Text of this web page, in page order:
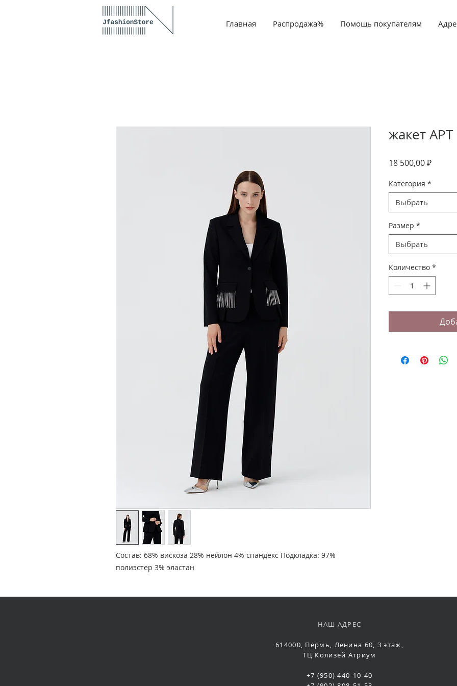
Главная Распродажа% Помощь покупателям
Состав: 68% вискоза 28% нейлон 4% спандекс Подкладка: 97%
полиэстер 3% эластан
жакет АРТ
18 500,00 ₽Цена
Категория *
Выбрать
Размер *
Выбрать
Количество *
НАШ АДРЕС
614000, Пермь, Ленина 60, 3 этаж,
ТЦ Колизей Атриум
+7 (950) 440-10-40